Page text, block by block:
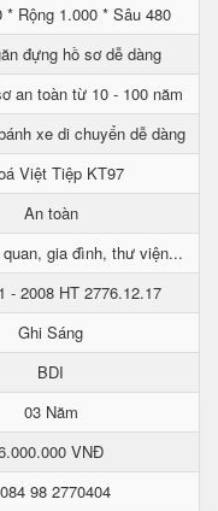
* Rộng 1.000 * Sâu 480
đựng hồ sơ dễ dàng
an toàn từ 10 - 100 năm
xe di chuyển dễ dàng
Việt Tiệp KT97
An toàn
gia đình, thư viện...
- 2008 HT 2776.12.17
Ghi Sáng
BDI
03 Năm
VNĐ
98 2770404